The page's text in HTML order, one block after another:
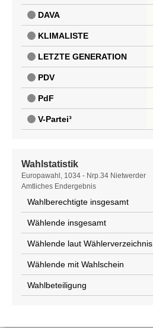
DAVA
KLIMALISTE
LETZTE GENERATION
PDV
PdF
V-Partei³
Wahlstatistik
Wahlstatistik
Europawahl, 1034 - Nrp.34 Nietwerder
Amtliches Endergebnis
Wahlberechtigte insgesamt
Wählende insgesamt
Wählende laut Wählerverzeichnis
Wählende mit Wahlschein
Wahlbeteiligung